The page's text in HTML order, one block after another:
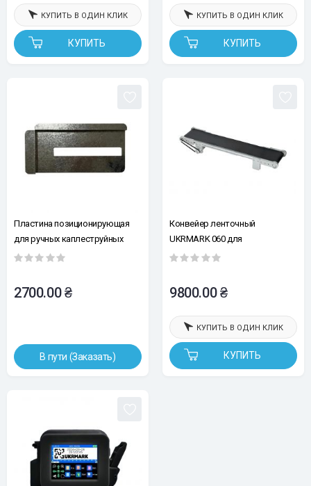
КУПИТЬ
КУПИТЬ В ОДИН КЛИК
КУПИТЬ
КУПИТЬ В ОДИН КЛИК
Пластина позиционирующая
для ручных каплеструйных
принтеров
2700.00 ₴
В пути (Заказать)
Конвейер ленточный
UKRMARK 060 для
конвейерных и портативных
Длина 600мм, ширина 100мм,
регулируемая скорости
9800.00 ₴
КУПИТЬ
КУПИТЬ В ОДИН КЛИК